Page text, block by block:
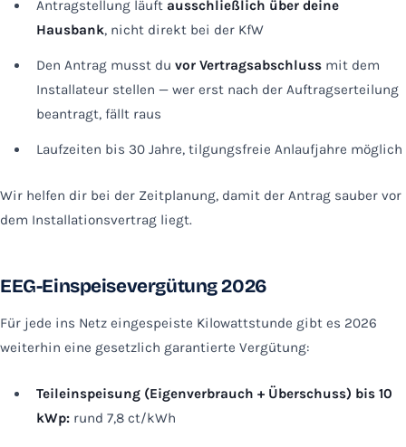
Antragstellung läuft ausschließlich über deine
Hausbank, nicht direkt bei der KfW
Den Antrag musst du vor Vertragsabschluss mit dem
Installateur stellen — wer erst nach der Auftragserteilung
beantragt, fällt raus
Laufzeiten bis 30 Jahre, tilgungsfreie Anlaufjahre möglich
Wir helfen dir bei der Zeitplanung, damit der Antrag sauber vor
dem Installationsvertrag liegt.
EEG-Einspeisevergütung 2026
Für jede ins Netz eingespeiste Kilowattstunde gibt es 2026
weiterhin eine gesetzlich garantierte Vergütung:
Teileinspeisung (Eigenverbrauch + Überschuss) bis 10
kWp: rund 7,8 ct/kWh